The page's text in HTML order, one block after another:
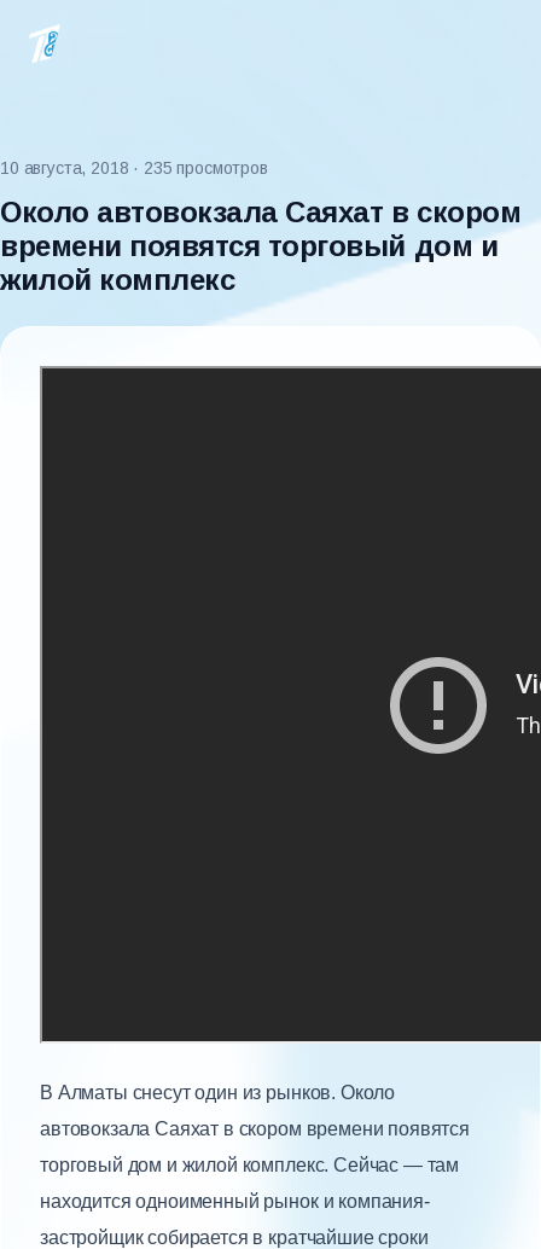
10 августа, 2018 · 235 просмотров
Около автовокзала Саяхат в скором
времени появятся торговый дом и
жилой комплекс
В Алматы снесут один из рынков. Около
автовокзала Саяхат в скором времени появятся
торговый дом и жилой комплекс. Сейчас — там
находится одноименный рынок и компания-
застройщик собирается в кратчайшие сроки